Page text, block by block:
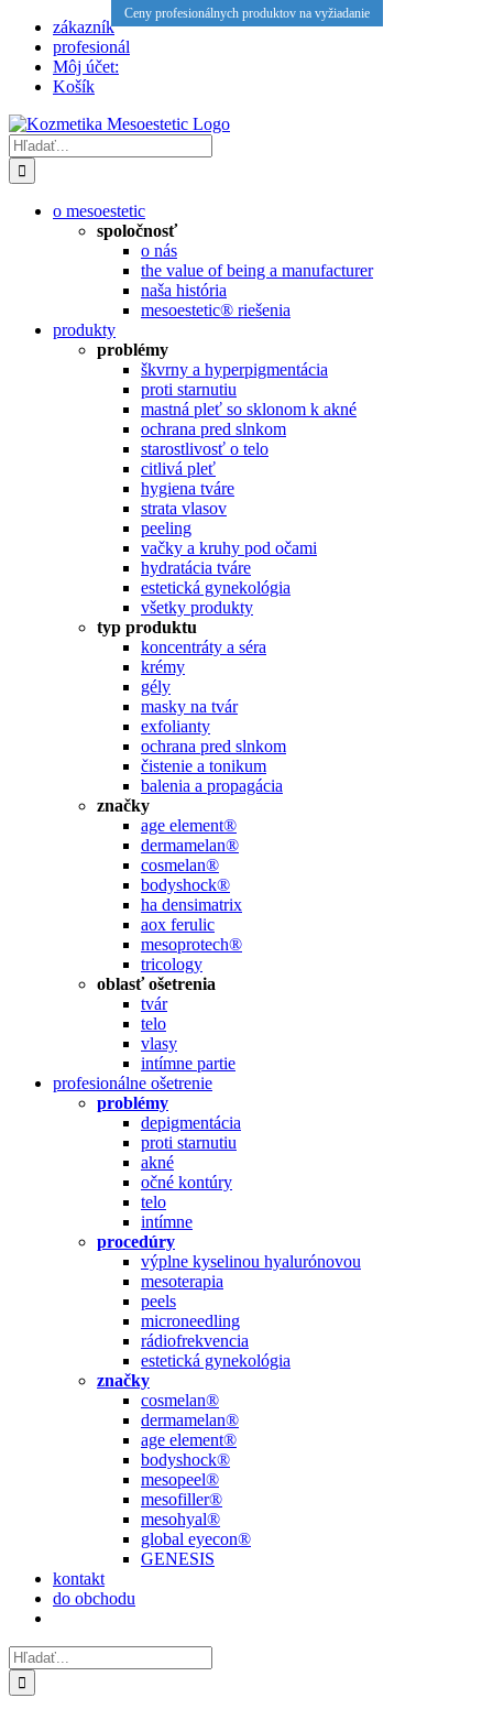
Skip
content
zákazník
profesionál
Môj účet:
Košík
Hľadať:
o mesoestetic
spoločnosť
o nás
the value of being a manufacturer
naša história
mesoestetic® riešenia
produkty
problémy
škvrny a hyperpigmentácia
proti starnutiu
mastná pleť so sklonom k ​​akné
ochrana pred slnkom
starostlivosť o telo
citlivá pleť
hygiena tváre
strata vlasov
peeling
vačky a kruhy pod očami
hydratácia tváre
estetická gynekológia
všetky produkty
typ produktu
koncentráty a séra
krémy
gély
masky na tvár
exfolianty
ochrana pred slnkom
čistenie a tonikum
balenia a propagácia
značky
age element®
dermamelan®
cosmelan®
bodyshock®
ha densimatrix
aox ferulic
mesoprotech®
tricology
oblasť ošetrenia
tvár
telo
vlasy
intímne partie
profesionálne ošetrenie
problémy
depigmentácia
proti starnutiu
akné
očné kontúry
telo
intímne
procedúry
výplne kyselinou hyalurónovou
mesoterapia
peels
microneedling
rádiofrekvencia
estetická gynekológia
značky
cosmelan®
dermamelan®
age element®
bodyshock®
mesopeel®
mesofiller®
mesohyal®
global eyecon®
GENESIS
kontakt
do obchodu
Hľadať:
Ceny profesionálnych produktov na vyžiadanie